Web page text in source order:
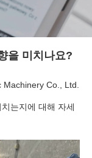
을 미치나요?
Co., Ltd.
는지에 대해 자세